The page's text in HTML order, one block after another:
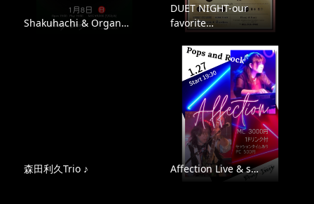
Shakuhachi & Organ…
DUET NIGHT-our
favorite…
森田利久Trio ♪ Affection Live & s…